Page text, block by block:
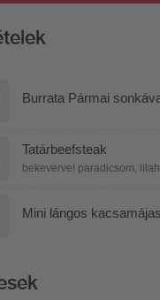
Burrata Pármai
Tatárbeefsteak
bekeverve! paradicsom,
Mini lángos